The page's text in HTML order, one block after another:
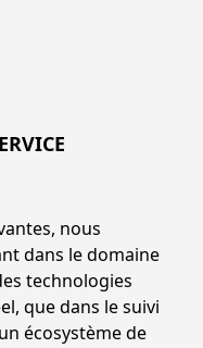
nous
dans le domaine
technologies
que dans le suivi
écosystème de